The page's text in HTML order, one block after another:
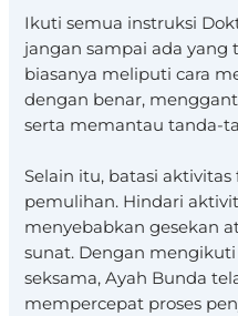
Ikuti semua instruksi
jangan sampai ada yang
biasanya meliputi cara
dengan benar,
serta memantau tanda-
Selain itu, batasi
pemulihan. Hindari
menyebabkan gesekan
sunat. Dengan
seksama, Ayah Bunda
mempercepat proses